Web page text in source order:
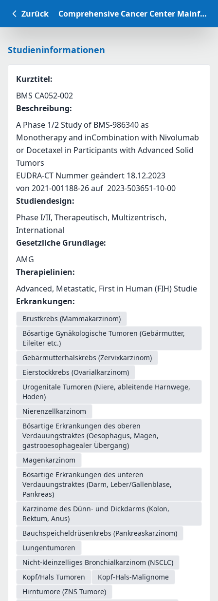
Zurück Comprehensive Cancer Center Mainfranken Studiendatenbank
Studieninformationen
Kurztitel:
BMS CA052-002
Beschreibung:
A Phase 1/2 Study of BMS-986340 as
Monotherapy and inCombination with Nivolumab
or Docetaxel in Participants with Advanced Solid
Tumors
EUDRA-CT Nummer geändert 18.12.2023
von 2021-001188-26 auf  2023-503651-10-00
Studiendesign:
Phase I/II, Therapeutisch, Multizentrisch,
International
Gesetzliche Grundlage:
AMG
Therapielinien:
Advanced, Metastatic, First in Human (FIH) Studie
Erkrankungen:
Brustkrebs (Mammakarzinom)
Bösartige Gynäkologische Tumoren (Gebärmutter,
Eileiter etc.)
Gebärmutterhalskrebs (Zervixkarzinom)
Eierstockkrebs (Ovarialkarzinom)
Urogenitale Tumoren (Niere, ableitende Harnwege,
Hoden)
Nierenzellkarzinom
Bösartige Erkrankungen des oberen
Verdauungstraktes (Oesophagus, Magen,
gastrooesophagealer Übergang)
Magenkarzinom
Bösartige Erkrankungen des unteren
Verdauungstraktes (Darm, Leber/Gallenblase,
Pankreas)
Karzinome des Dünn- und Dickdarms (Kolon,
Rektum, Anus)
Bauchspeicheldrüsenkrebs (Pankreaskarzinom)
Lungentumoren
Nicht-kleinzelliges Bronchialkarzinom (NSCLC)
Kopf/Hals Tumoren
Kopf-Hals-Malignome
Hirntumore (ZNS Tumore)